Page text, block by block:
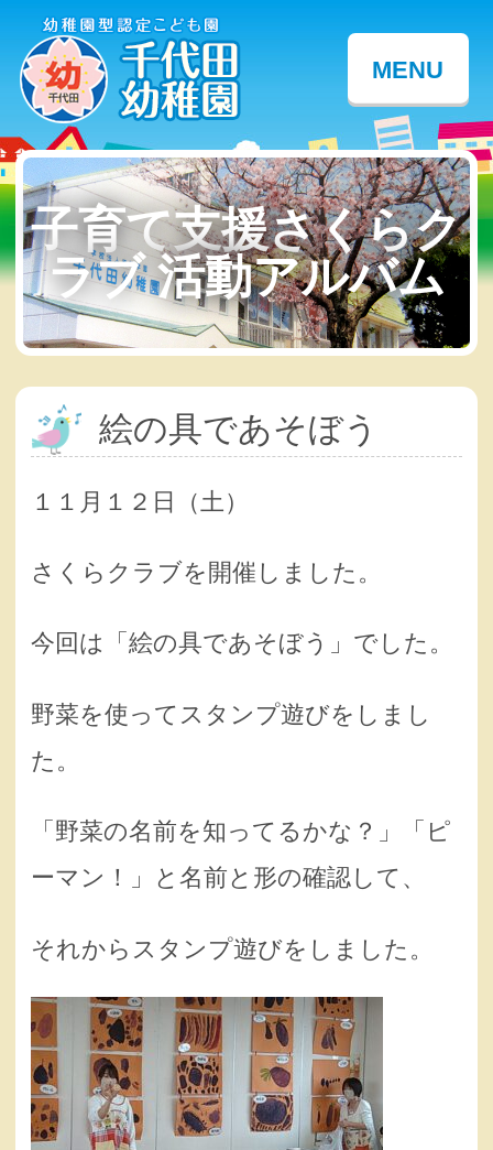
MENU
子育て支援さくらク
ラブ 活動アルバム
絵の具であそぼう
１１月１２日（土）
さくらクラブを開催しました。
今回は「絵の具であそぼう」でした。
野菜を使ってスタンプ遊びをしまし
た。
「野菜の名前を知ってるかな？」「ピ
ーマン！」と名前と形の確認して、
それからスタンプ遊びをしました。